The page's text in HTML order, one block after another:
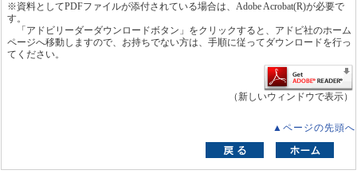
※資料としてPDFファイルが添付されている場合は、Adobe Acrobat(R)が必要で
す。
「アドビリーダーダウンロードボタン」をクリックすると、アドビ社のホーム
ページへ移動しますので、お持ちでない方は、手順に従ってダウンロードを行っ
てください。
（新しいウィンドウで表示）
▲ページの先頭へ